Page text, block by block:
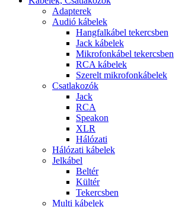
Adapterek
Audió kábelek
Hangfalkábel tekercsben
Jack kábelek
Mikrofonkábel tekercsben
RCA kábelek
Szerelt mikrofonkábelek
Csatlakozók
Jack
RCA
Speakon
XLR
Hálózati
Hálózati kábelek
Jelkábel
Beltér
Kültér
Tekercsben
Multi kábelek